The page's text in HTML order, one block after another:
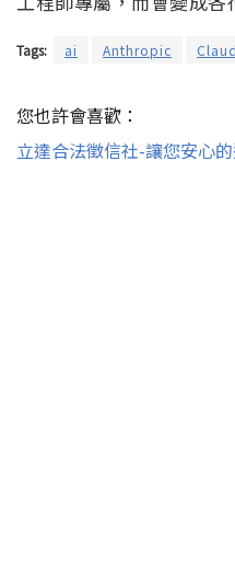
Tags: ai Anthropic
您也許會喜歡：
立達合法徵信社-讓您安心